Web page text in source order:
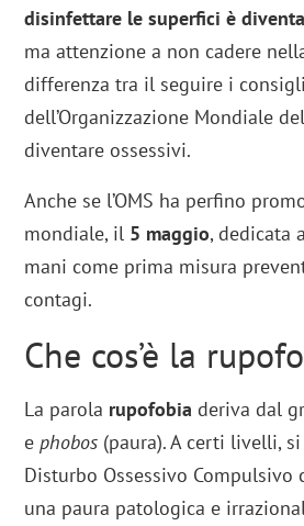
disinfettare le superfici è
ma attenzione a non cadere
differenza tra il seguire i consigli
dell’Organizzazione Mondiale
diventare ossessivi.
Anche se l’OMS ha perfino
mondiale, il 5 maggio, dedicata
mani come prima misura
contagi.
Che cos’è la
La parola rupofobia deriva dal
ephobos (paura). A certi livelli,
Disturbo Ossessivo Compulsivo
una paura patologica e